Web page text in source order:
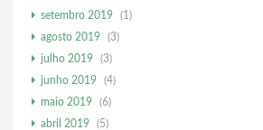
setembro 2019
(1)
agosto 2019
(3)
julho 2019
(3)
junho 2019
(4)
maio 2019
(6)
abril 2019
(5)